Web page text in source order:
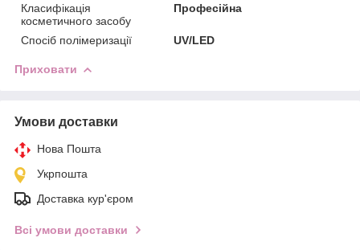
Класифікація
косметичного засобу
Професійна
Спосіб полімеризації UV/LED
Приховати
Умови доставки
Нова Пошта
Укрпошта
Доставка кур'єром
Всі умови доставки